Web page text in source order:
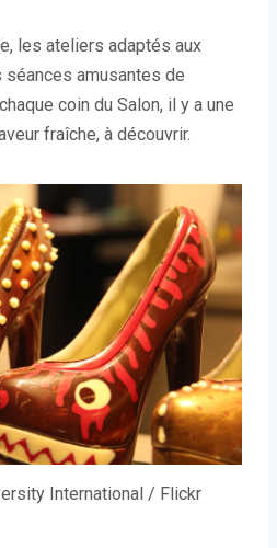
les ateliers adaptés aux
amusantes de
coin du Salon, il y a une
fraîche, à découvrir.
International / Flickr